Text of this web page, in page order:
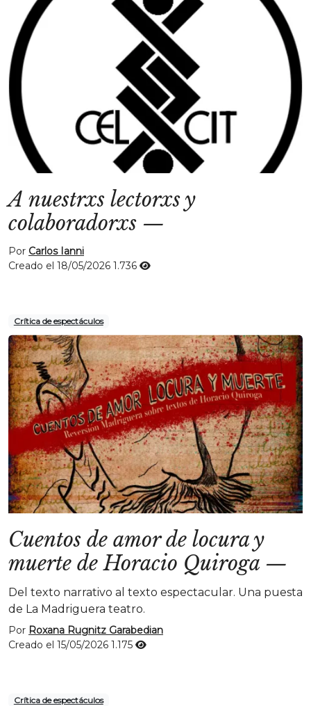
A nuestrxs lectorxs y
colaboradorxs —
Por Carlos Ianni
Creado el 18/05/2026 1.736
Crítica de espectáculos
Cuentos de amor de locura y
muerte de Horacio Quiroga —
Del texto narrativo al texto espectacular. Una puesta
de La Madriguera teatro.
Por Roxana Rugnitz Garabedian
Creado el 15/05/2026 1.175
Crítica de espectáculos